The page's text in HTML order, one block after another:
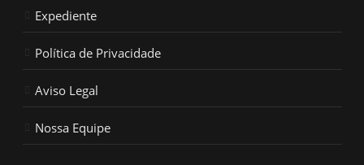
Expediente
Política de Privacidade
Aviso Legal
Nossa Equipe